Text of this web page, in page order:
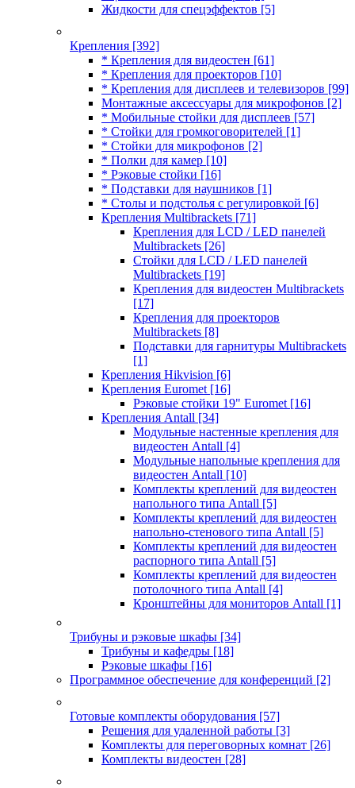
Жидкости для спецэффектов [5]
Крепления [392]
* Крепления для видеостен [61]
* Крепления для проекторов [10]
* Крепления для дисплеев и телевизоров [99]
Монтажные аксессуары для микрофонов [2]
* Мобильные стойки для дисплеев [57]
* Стойки для громкоговорителей [1]
* Стойки для микрофонов [2]
* Полки для камер [10]
* Рэковые стойки [16]
* Подставки для наушников [1]
* Столы и подстолья с регулировкой [6]
Крепления Multibrackets [71]
Крепления для LCD / LED панелей
Multibrackets [26]
Стойки для LCD / LED панелей
Multibrackets [19]
Крепления для видеостен Multibrackets
[17]
Крепления для проекторов
Multibrackets [8]
Подставки для гарнитуры Multibrackets
[1]
Крепления Hikvision [6]
Крепления Euromet [16]
Рэковые стойки 19" Euromet [16]
Крепления Antall [34]
Модульные настенные крепления для
видеостен Antall [4]
Модульные напольные крепления для
видеостен Antall [10]
Комплекты креплений для видеостен
напольного типа Antall [5]
Комплекты креплений для видеостен
напольно-стенового типа Antall [5]
Комплекты креплений для видеостен
распорного типа Antall [5]
Комплекты креплений для видеостен
потолочного типа Antall [4]
Кронштейны для мониторов Antall [1]
Трибуны и рэковые шкафы [34]
Трибуны и кафедры [18]
Рэковые шкафы [16]
Программное обеспечение для конференций [2]
Готовые комплекты оборудования [57]
Решения для удаленной работы [3]
Комплекты для переговорных комнат [26]
Комплекты видеостен [28]